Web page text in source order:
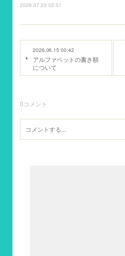
2026.07.23 02:51
2026.06.15 00:42
アルファベットの書き順
について
0コメント